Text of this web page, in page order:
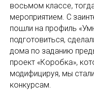
восьмом классе,
мероприятием. С
пошли на профиль
подготовиться,
дома по заданию
проект «Коробка»,
модифицируя, мы
конкурсам.